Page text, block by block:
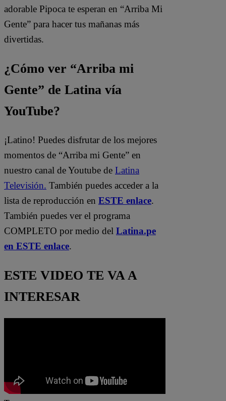
adorable Pipoca te esperan en “Arriba Mi
Gente” para hacer tus mañanas más
divertidas.
¿Cómo ver “Arriba mi
Gente” de Latina vía
YouTube?
¡Latino! Puedes disfrutar de los mejores
momentos de “Arriba mi Gente” en
nuestro canal de Youtube de Latina
Televisión. También puedes acceder a la
lista de reproducción en ESTE enlace.
También puedes ver el programa
COMPLETO por medio del Latina.pe
en ESTE enlace.
ESTE VIDEO TE VA A
INTERESAR